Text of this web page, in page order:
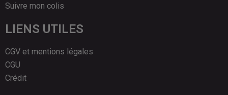
Suivre mon colis
LIENS UTILES
CGV et mentions légales
CGU
Crédit